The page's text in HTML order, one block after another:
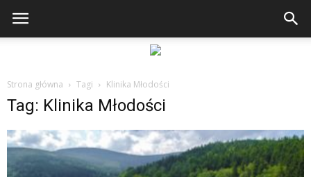
Strona główna Tagi Klinika Młodości
Tag: Klinika Młodości